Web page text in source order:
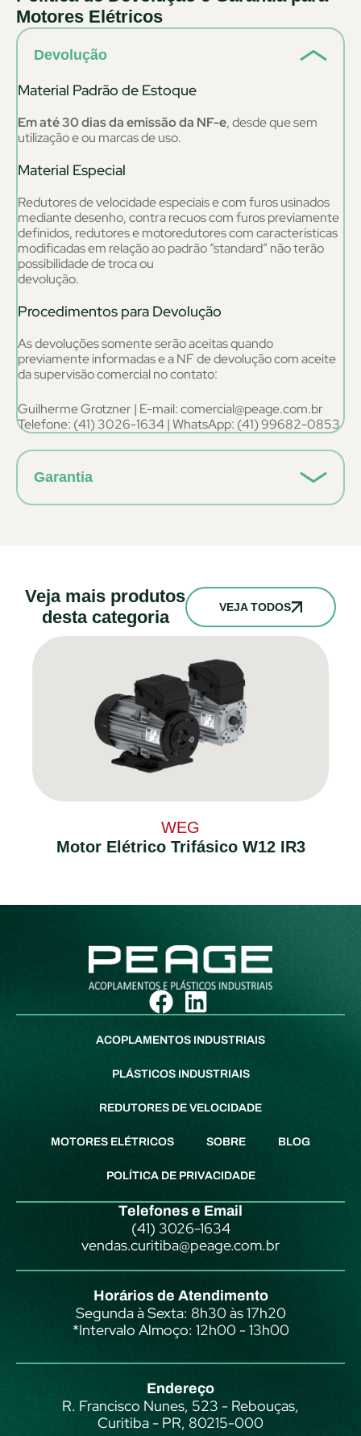
Motores Elétricos
Devolução
Material Padrão de Estoque
Em até 30 dias da emissão da NF-e, desde que sem
utilização e ou marcas de uso.
Material Especial
Redutores de velocidade especiais e com furos usinados
mediante desenho, contra recuos com furos previamente
definidos, redutores e motoredutores com características
modificadas em relação ao padrão “standard” não terão
possibilidade de troca ou
devolução.
Procedimentos para Devolução
As devoluções somente serão aceitas quando
previamente informadas e a NF de devolução com aceite
da supervisão comercial no contato:
Guilherme Grotzner | E-mail: comercial@peage.com.br
Telefone: (41) 3026-1634 | WhatsApp: (41) 99682-0853
Garantia
Veja mais produtos
desta categoria
VEJA TODOS
WEG
Motor Elétrico Trifásico W12 IR3
ACOPLAMENTOS INDUSTRIAIS
PLÁSTICOS INDUSTRIAIS
REDUTORES DE VELOCIDADE
MOTORES ELÉTRICOS SOBRE BLOG
POLÍTICA DE PRIVACIDADE
Telefones e Email
(41) 3026-1634
vendas.curitiba@peage.com.br
Horários de Atendimento
Segunda à Sexta: 8h30 às 17h20
*Intervalo Almoço: 12h00 - 13h00
Endereço
R. Francisco Nunes, 523 - Rebouças,
Curitiba - PR, 80215-000